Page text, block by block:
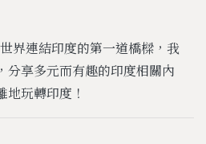
界連結印度的第一道橋樑，我
分享多元而有趣的印度相關內
玩轉印度！